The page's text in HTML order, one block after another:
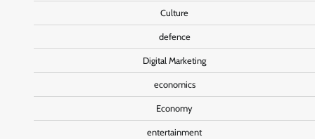
Culture
defence
Digital Marketing
economics
Economy
entertainment